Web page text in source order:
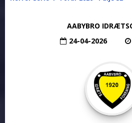
AABYBRO
24-04-2026